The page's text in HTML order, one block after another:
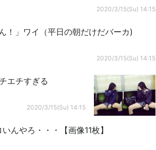
2020/3/15(Su) 14:15
！」ワイ（平日の朝だけだバーカ)
2020/3/15(Su) 14:15
エチすぎる
2020/3/15(Su) 14:15
んやろ・・・【画像11枚】